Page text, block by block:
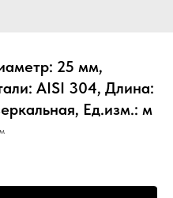
25 мм,
AISI 304, Длина:
Ед.изм.: м